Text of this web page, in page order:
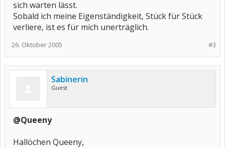
sich warten lässt.
Sobald ich meine Eigenständigkeit, Stück für Stück
verliere, ist es für mich unerträglich.
#3
26. Oktober 2005
Sabinerin
Guest
@Queeny
Hallöchen Queeny,